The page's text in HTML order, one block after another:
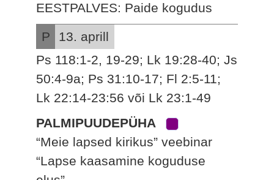
EESTPALVES: Paide kogudus
P
13. aprill
Ps 118:1-2, 19-29; Lk 19:28-40; Js
50:4-9a; Ps 31:10-17; Fl 2:5-11;
Lk 22:14-23:56 või Lk 23:1-49
PALMIPUUDEPÜHA
“Meie lapsed kirikus” veebinar
“Lapse kaasamine koguduse